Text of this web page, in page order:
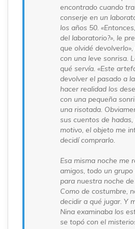
encontrado cuando
conserje en un
los años 50.
del laboratorio?», le
que olvidé
con una leve sonrisa.
qué servía. «Este
devolver el pasado a
hacer realidad los
con una pequeña
una risotada.
sus cuentos de
motivo, el objeto me
decidí comprarlo.
Esa misma noche me
amigos, todo un
para nuestra noche
Como de costumbre,
decidir a qué jugar. Y
Nina examinaba los
se topó con el